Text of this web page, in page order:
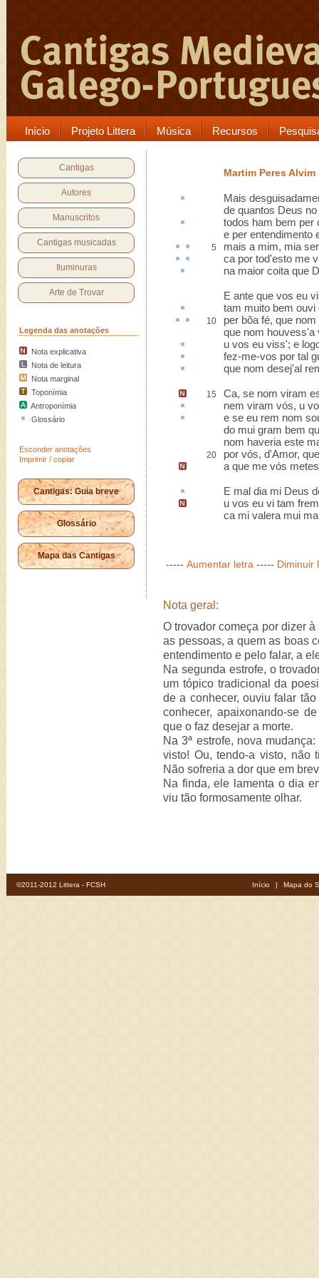
Início Projeto Littera Música Recursos
Cantigas
Autores
Manuscritos
Cantigas musicadas
Iluminuras
Arte de Trovar
Legenda das anotações
Nota explicativa
Nota de leitura
Nota marginal
Toponímia
Antroponímia
Glossário
Esconder anotações
Imprimir / copiar
Cantigas: Guia breve
Glossário
Mapa das Cantigas
Martim Peres Alvim
Mais
de quantos Deus
todos ham bem per
e per entendimento
5
mais a mim, mia
ca por tod'esto me
na maior coita que
E ante que vos eu
tam muito bem ouvi
10 per bõa fé, que nom
que nom houvess'a
u vos eu viss'; e
fez-me-vos por tal
que nom desej'al
15 Ca, se nom viram
nem viram vós, u
e se eu rem nom
do mui gram bem
nom haveria este
20
por vós, d'Amor,
a que me vós
E mal dia mi Deus
u vos eu vi tam
ca mi valera mui
----- Aumentar letra ----- Diminuir
Nota geral:
O trovador começa por dizer
as pessoas, a quem as boas
entendimento e pelo falar, a
Na segunda estrofe, o
um tópico tradicional da
de a conhecer, ouviu falar
conhecer, apaixonando-se
que o faz desejar a morte.
Na 3ª estrofe, nova
visto! Ou, tendo-a visto, não
Não sofreria a dor que em
Na finda, ele lamenta o dia
viu tão formosamente olhar.
©2011-2012 Littera - FCSH Início | Mapa do